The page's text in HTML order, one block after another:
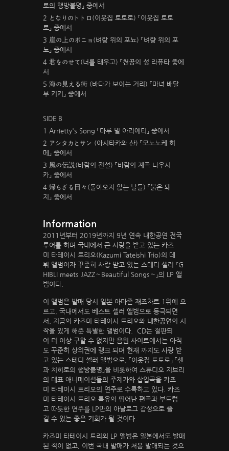
로의 행방불명」 중에서
2 となりのトトロ(이웃집 토토로) 「이웃집 토토
로」 중에서
3 崖の上のポニョ(벼랑 위의 포뇨) 「벼량 위의 포
뇨」 중에서
4 君をのせて(너를 태우고) 「천공의 성 라퓨타 중에
서
5 海の見える街 (바다가 보이는 거리) 「마녀 배달
부 키키」 중에서
SIDE B
1 Arrietty's Song 「마루 밑 아리에티」 중에서
2 アシタカとサン (아시타카와 산) 「모노노케 히
메」 중에서
3 風の伝説(바람의 전설) 「바람의 계곡 나우시
카」 중에서
4 帰らざる日々(돌아오지 않는 날들) 「붉은 돼
지」 중에서
Information
2011년부터 2019년까지 9년 연속 내한공연 전국
투어를 하며 국내에서 큰 사랑을 받고 있는 카즈
미 타테이시 트리오(Kazumi Tateishi Trio)의 데
뷔 앨범이자 꾸준히 사랑 받고 있는 스테디 셀러 『G
HIBLI meets JAZZ～Beautiful Songs～』의 LP 앨
범이다.
이 앨범은 발매 당시 일본 아마존 재즈차트 1위에 오
르고, 국내에서도 베스트 셀러 앨범으로 등극되면
서, 지금의 카즈미 타테이시 트리오와 내한공연의 시
작을 있게 해준 특별한 앨범이다. CD는 절판되
어 더 이상 구할 수 없지만 음원 사이트에서는 아직
도 꾸준히 상위권에 랭크 되며 현재 까지도 사랑 받
고 있는 스테디 셀러 앨범으로, 「이웃집 토토로」 「센
과 치히로의 행방붊명」을 비롯하여 스튜디오 지브리
의 대표 애니메이션들의 주제가와 삽입곡을 카즈
미 타테이시 트리오의 연주로 수록하고 있다. 카즈
미 타테이시 트리오 특유의 뛰어난 편곡과 부드럽
고 따듯한 연주를 LP만의 아날로그 감성으로 즐
길 수 있는 좋은 기회가 될 것이다.
카즈미 타테이시 트리외 LP 앨범은 일본에서도 발매
된 적이 없고, 이번 국내 발매가 처음 발매되는 것으